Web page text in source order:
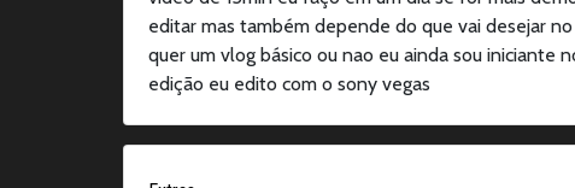
editar mas também depende do que vai desejar
quer um vlog básico ou nao eu ainda sou iniciante
edição eu edito com o sony vegas